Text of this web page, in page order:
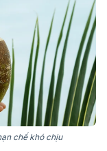
chế khó chịu